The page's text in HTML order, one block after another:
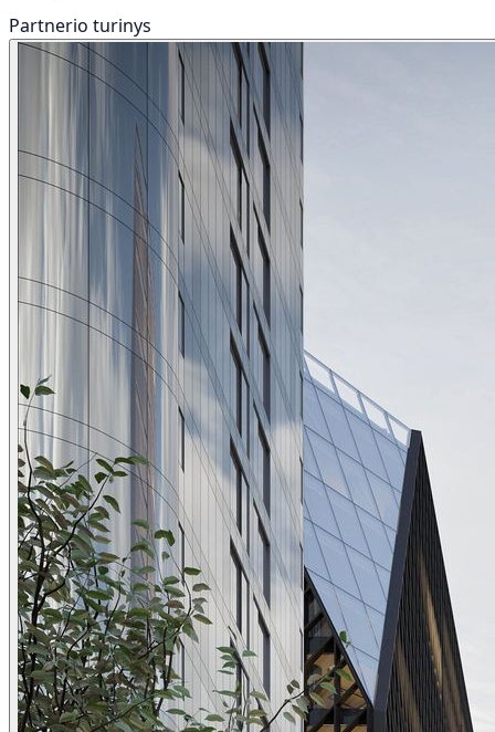
Partnerio turinys